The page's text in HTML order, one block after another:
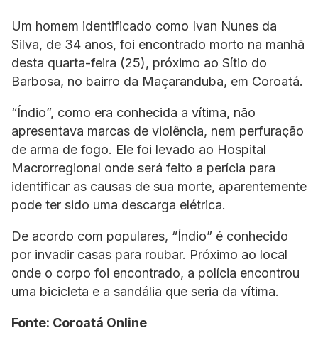
Um homem identificado como Ivan Nunes da
Silva, de 34 anos, foi encontrado morto na manhã
desta quarta-feira (25), próximo ao Sítio do
Barbosa, no bairro da Maçaranduba, em Coroatá.
“Índio”, como era conhecida a vítima, não
apresentava marcas de violência, nem perfuração
de arma de fogo. Ele foi levado ao Hospital
Macrorregional onde será feito a perícia para
identificar as causas de sua morte, aparentemente
pode ter sido uma descarga elétrica.
De acordo com populares, “Índio” é conhecido
por invadir casas para roubar. Próximo ao local
onde o corpo foi encontrado, a polícia encontrou
uma bicicleta e a sandália que seria da vítima.
Fonte: Coroatá Online